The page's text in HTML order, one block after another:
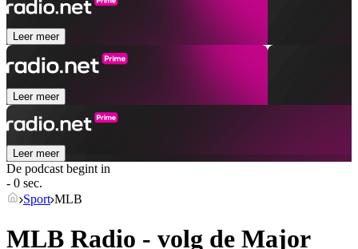
Leer meer
Leer meer
Leer meer
De podcast begint in
- 0 sec.
Sport MLB
MLB Radio - volg de Major